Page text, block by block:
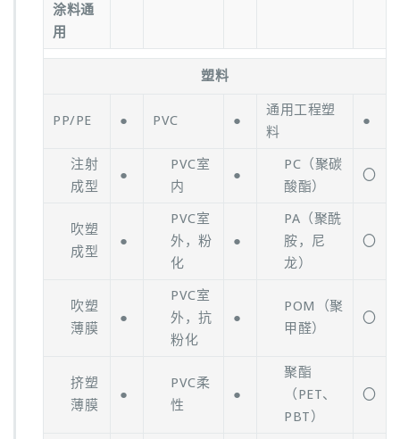
涂料通
用
塑料
PP/PE ● PVC ●
通用工程塑
料
●
注射
成型
●
PVC室
内
●
PC（聚碳
酸酯）
〇
吹塑
成型
●
PVC室
外，粉
化
●
PA（聚酰
胺，尼
龙）
〇
吹塑
薄膜
●
PVC室
外，抗
粉化
●
POM（聚
甲醛）
〇
挤塑
薄膜
●
PVC柔
性
●
聚酯
（PET、
PBT）
〇